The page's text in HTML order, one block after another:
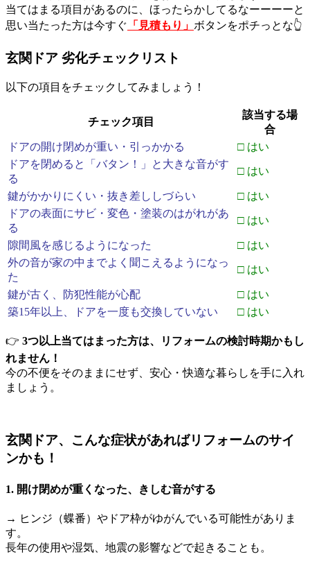
当てはまる項目があるのに、ほったらかしてるなーーーーと
思い当たった方は今すぐ 「見積もり」 ボタンをポチっとな👆
玄関ドア 劣化チェックリスト
以下の項目をチェックしてみましょう！
チェック項目
該当する場
合
ドアの開け閉めが重い・引っかかる
□ はい
ドアを閉めると「バタン！」と大きな音がす
る
□ はい
鍵がかかりにくい・抜き差ししづらい
□ はい
ドアの表面にサビ・変色・塗装のはがれがあ
る
□ はい
隙間風を感じるようになった
□ はい
外の音が家の中までよく聞こえるようになっ
た
□ はい
鍵が古く、防犯性能が心配
□ はい
築15年以上、ドアを一度も交換していない
□ はい
👉 3つ以上当てはまった方は、リフォームの検討時期かもし
れません！
今の不便をそのままにせず、安心・快適な暮らしを手に入れ
ましょう。
玄関ドア、こんな症状があればリフォームのサイ
ンかも！
1. 開け閉めが重くなった、きしむ音がする
→ ヒンジ（蝶番）やドア枠がゆがんでいる可能性がありま
す。
長年の使用や湿気、地震の影響などで起きることも。